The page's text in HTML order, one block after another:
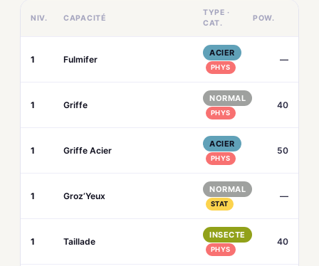
NIV. CAPACITÉ
TYPE ·
CAT.
POW.
1 Fulmifer
ACIER
PHYS
—
1 Griffe
NORMAL
PHYS
40
1 Griffe Acier
ACIER
PHYS
50
1 Groz’Yeux
NORMAL
STAT
—
1 Taillade
INSECTE
PHYS
40